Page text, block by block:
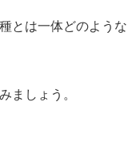
とは一体どのような
ましょう。